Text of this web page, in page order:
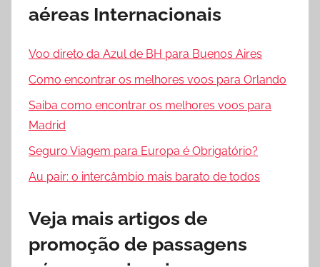
aéreas Internacionais
Voo direto da Azul de BH para Buenos Aires
Como encontrar os melhores voos para Orlando
Saiba como encontrar os melhores voos para
Madrid
Seguro Viagem para Europa é Obrigatório?
Au pair: o intercâmbio mais barato de todos
Veja mais artigos de
promoção de passagens